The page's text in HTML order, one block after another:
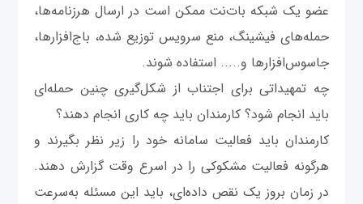
عضو یک شبکه بات‌نت ممکن است در ارسال هرزنامه‌ها،
حمله‌های فیشینگ، منع سرویس توزیع شده، باج‌افزارها،
جاسوس‌افزارها و..... استفاده شوند.
چه تمهیداتی برای اجتناب از شکل‌گیری چنین حمله‌ای
باید انجام شود؟ کارمندان باید چه کاری انجام دهند؟
کارمندان باید فعالیت‌ سامانه‌ خود را زیر نظر بگیرند و
هرگونه فعالیت مشکوکی را در اسرع وقت گزارش دهند.
در زمان بروز یک نقص داده‌ای، باید این مسئله به‌سرعت